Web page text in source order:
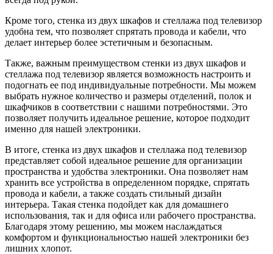
Кроме того, стенка из двух шкафов и стеллажа под телевизор
удобна тем, что позволяет спрятать провода и кабели, что
делает интерьер более эстетичным и безопасным.
Также, важным преимуществом стенки из двух шкафов и
стеллажа под телевизор является возможность настроить и
подогнать ее под индивидуальные потребности. Мы можем
выбрать нужное количество и размеры отделений, полок и
шкафчиков в соответствии с нашими потребностями. Это
позволяет получить идеальное решение, которое подходит
именно для нашей электроники.
В итоге, стенка из двух шкафов и стеллажа под телевизор
представляет собой идеальное решение для организации
пространства и удобства электроники. Она позволяет нам
хранить все устройства в определенном порядке, спрятать
провода и кабели, а также создать стильный дизайн
интерьера. Такая стенка подойдет как для домашнего
использования, так и для офиса или рабочего пространства.
Благодаря этому решению, мы можем наслаждаться
комфортом и функциональностью нашей электроники без
лишних хлопот.